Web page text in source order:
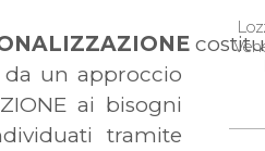
un approccio
ai bisogni
tramite